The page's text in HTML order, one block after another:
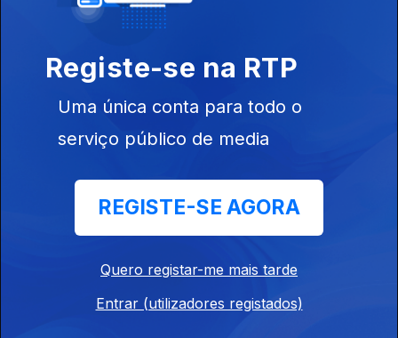
Bajas, George Silver & Gold, Me & U ...
14 fev. 2026
Música de Terry Callier, Bam Jam Band, Karlos Moran, Dream 2
Science, Ron Trent, Ash Lauryn, Tenderlonious, The Knife, Sun
Regime Livre
Música de Oneohtrix Point Never, Djrum, 2lanes C3D E, Luomo,
Registe-se na RTP
Uma única conta para todo o
serviço público de media
REGISTE-SE AGORA
Quero registar-me mais tarde
Entrar (utilizadores registados)